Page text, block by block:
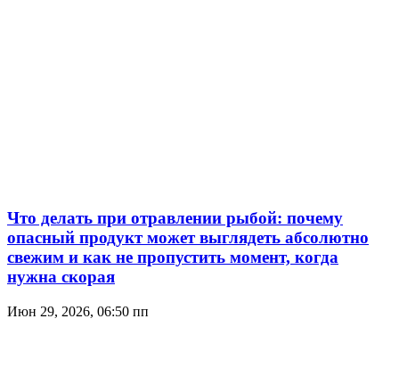
Что делать при отравлении рыбой: почему
опасный продукт может выглядеть абсолютно
свежим и как не пропустить момент, когда
нужна скорая
Июн 29, 2026, 06:50 пп